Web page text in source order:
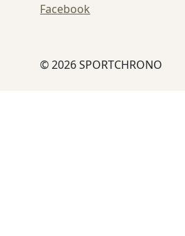
Facebook
© 2026 SPORTCHRONO